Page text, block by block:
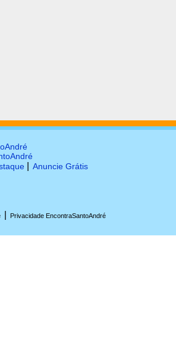
Anuncie Grátis
Privacidade EncontraSantoAndré